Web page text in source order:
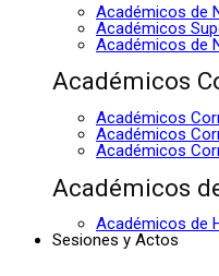
Académicos de
Académicos
Académicos de
Académicos
Académicos
Académicos
Académicos
Académicos
Académicos de
Sesiones y Actos